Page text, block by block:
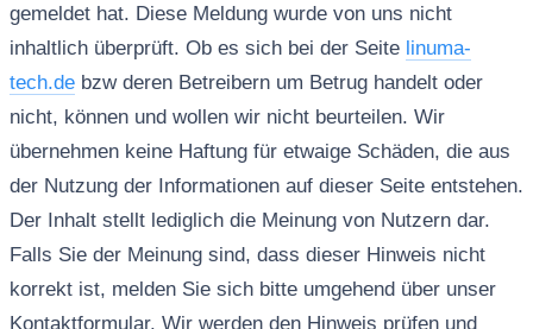
gemeldet hat. Diese Meldung wurde von uns nicht
inhaltlich überprüft. Ob es sich bei der Seite linuma-
tech.debzw deren Betreibern um Betrug handelt oder
nicht, können und wollen wir nicht beurteilen. Wir
übernehmen keine Haftung für etwaige Schäden, die aus
der Nutzung der Informationen auf dieser Seite entstehen.
Der Inhalt stellt lediglich die Meinung von Nutzern dar.
Falls Sie der Meinung sind, dass dieser Hinweis nicht
korrekt ist, melden Sie sich bitte umgehend über unser
Kontaktformular. Wir werden den Hinweis prüfen und